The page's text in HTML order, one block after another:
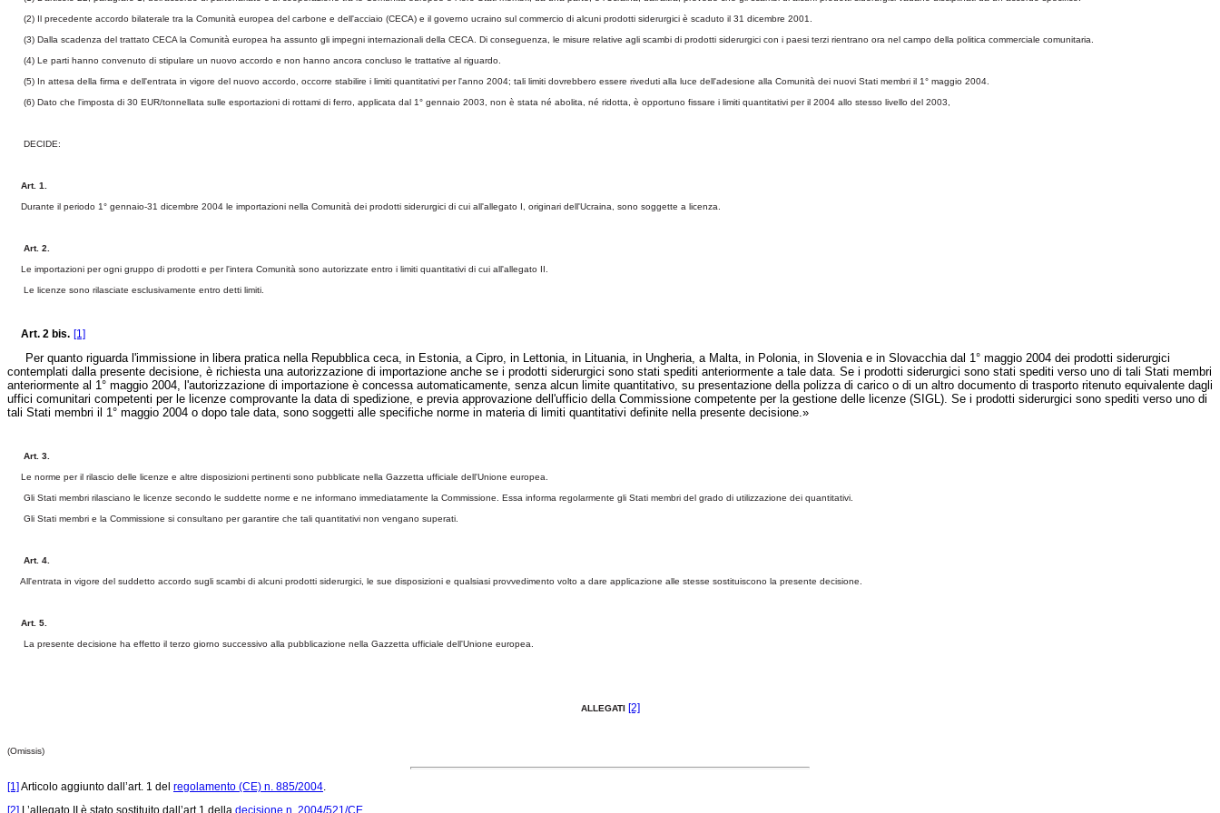
(2) Il precedente accordo bilaterale tra la Comunità europea del carbone e dell'acciaio (CECA) e il governo ucraino sul commercio di alcuni prodotti siderurgici è scaduto il 31 dicembre 2001.
(3) Dalla scadenza del trattato CECA la Comunità europea ha assunto gli impegni internazionali della CECA. Di conseguenza, le misure relative agli scambi di prodotti siderurgici con i paesi terzi rientrano ora nel campo della politica commerciale comunitaria.
(4) Le parti hanno convenuto di stipulare un nuovo accordo e non hanno ancora concluso le trattative al riguardo.
(5) In attesa della firma e dell'entrata in vigore del nuovo accordo, occorre stabilire i limiti quantitativi per l'anno 2004; tali limiti dovrebbero essere riveduti alla luce dell'adesione alla Comunità dei nuovi Stati membri il 1° maggio 2004.
(6) Dato che l'imposta di 30 EUR/tonnellata sulle esportazioni di rottami di ferro, applicata dal 1° gennaio 2003, non è stata né abolita, né ridotta, è opportuno fissare i limiti quantitativi per il 2004 allo stesso livello del 2003,
DECIDE:
Art. 1.
Durante il periodo 1° gennaio-31 dicembre 2004 le importazioni nella Comunità dei prodotti siderurgici di cui all'allegato I, originari dell'Ucraina, sono soggette a licenza.
Art. 2.
Le importazioni per ogni gruppo di prodotti e per l'intera Comunità sono autorizzate entro i limiti quantitativi di cui all'allegato II.
Le licenze sono rilasciate esclusivamente entro detti limiti.
Art. 2 bis. [1]
Per quanto riguarda l'immissione in libera pratica nella Repubblica ceca, in Estonia, a Cipro, in Lettonia, in Lituania, in Ungheria, a Malta, in Polonia, in Slovenia e in Slovacchia dal 1° maggio 2004 dei prodotti siderurgici
contemplati dalla presente decisione, è richiesta una autorizzazione di importazione anche se i prodotti siderurgici sono stati spediti anteriormente a tale data. Se i prodotti siderurgici sono stati spediti verso uno di tali Stati membri
anteriormente al 1° maggio 2004, l'autorizzazione di importazione è concessa automaticamente, senza alcun limite quantitativo, su presentazione della polizza di carico o di un altro documento di trasporto ritenuto equivalente dagli
uffici comunitari competenti per le licenze comprovante la data di spedizione, e previa approvazione dell'ufficio della Commissione competente per la gestione delle licenze (SIGL). Se i prodotti siderurgici sono spediti verso uno di
tali Stati membri il 1° maggio 2004 o dopo tale data, sono soggetti alle specifiche norme in materia di limiti quantitativi definite nella presente decisione.»
Art. 3.
Le norme per il rilascio delle licenze e altre disposizioni pertinenti sono pubblicate nella Gazzetta ufficiale dell'Unione europea
Gli Stati membri rilasciano le licenze secondo le suddette norme e ne informano immediatamente la Commissione. Essa informa regolarmente gli Stati membri del grado di utilizzazione dei quantitativi.
Gli Stati membri e la Commissione si consultano per garantire che tali quantitativi non vengano superati.
Art. 4.
All'entrata in vigore del suddetto accordo sugli scambi di alcuni prodotti siderurgici, le sue disposizioni e qualsiasi provvedimento volto a dare applicazione alle stesse sostituiscono la presente decisione.
Art. 5.
La presente decisione ha effetto il terzo giorno successivo alla pubblicazione nella Gazzetta ufficiale dell'Unione europea
ALLEGATI [2]
(Omissis)
[1] Articolo aggiunto dall’art. 1 del regolamento (CE) n. 885/2004.
[2] L’allegato II è stato sostituito dall’art.1 della decisione n. 2004/521/CE